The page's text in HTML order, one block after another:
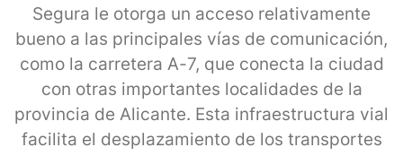
Segura le otorga un acceso relativamente
bueno a las principales vías de comunicación,
como la carretera A-7, que conecta la ciudad
con otras importantes localidades de la
provincia de Alicante. Esta infraestructura vial
facilita el desplazamiento de los transportes